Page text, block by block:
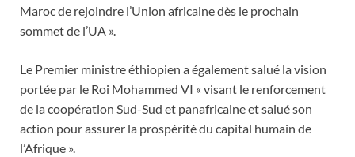
Maroc de rejoindre l’Union africaine dès le prochain
sommet de l’UA ».
Le Premier ministre éthiopien a également salué la vision
portée par le Roi Mohammed VI « visant le renforcement
de la coopération Sud-Sud et panafricaine et salué son
action pour assurer la prospérité du capital humain de
l’Afrique ».